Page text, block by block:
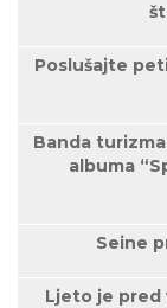
Poslušajte
Banda
albuma
Seine
Ljeto je pred